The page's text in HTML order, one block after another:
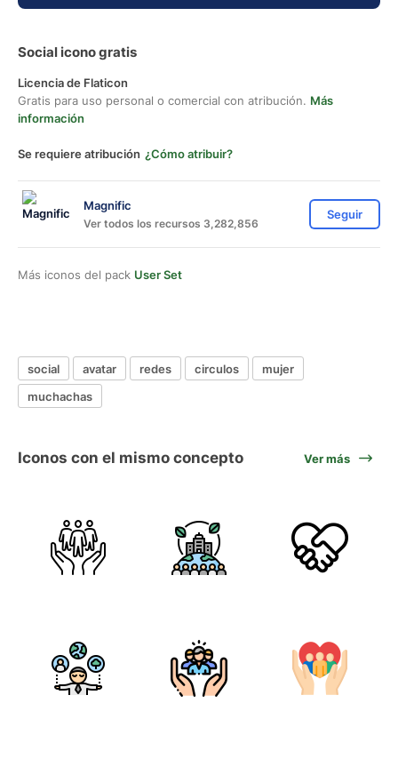
Social icono gratis
Licencia de Flaticon
Gratis para uso personal o comercial con atribución. Más
información
Se requiere atribución ¿Cómo atribuir?
Magnific
Ver todos los recursos 3,282,856
Seguir
Más iconos del pack User Set
social avatar redes circulos
mujer
muchachas
Iconos con el mismo concepto Ver más